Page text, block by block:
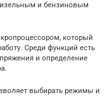
и бензиновым
который
Среди функций есть
и определение
выбирать режимы и